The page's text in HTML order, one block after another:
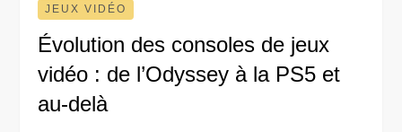
JEUX VIDÉO
Évolution des consoles de jeux
vidéo : de l’Odyssey à la PS5 et
au-delà